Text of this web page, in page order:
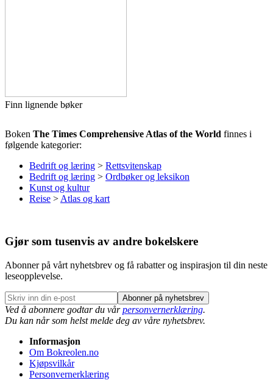
Finn lignende bøker
Boken The Times Comprehensive Atlas of the World finnes i
følgende kategorier:
Bedrift og læring > Rettsvitenskap
Bedrift og læring > Ordbøker og leksikon
Kunst og kultur
Reise > Atlas og kart
Gjør som tusenvis av andre bokelskere
Abonner på vårt nyhetsbrev og få rabatter og inspirasjon til din neste
leseopplevelse.
Abonner på nyhetsbrev
Ved å abonnere godtar du vårpersonvernerklæring.
Du kan når som helst melde deg av våre nyhetsbrev.
Informasjon
Om Bokreolen.no
Kjøpsvilkår
Personvernerklæring